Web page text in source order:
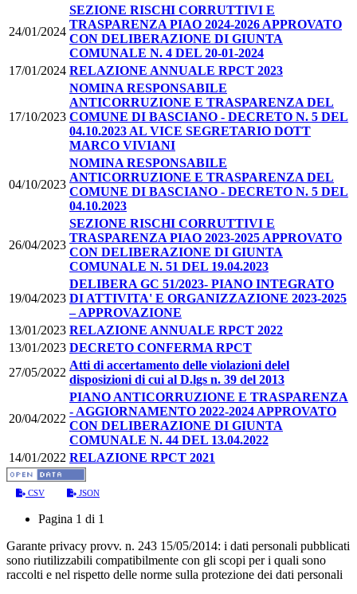
24/01/2024
SEZIONE RISCHI CORRUTTIVI E
TRASPARENZA PIAO 2024-2026 APPROVATO
CON DELIBERAZIONE DI GIUNTA
COMUNALE N. 4 DEL 20-01-2024
17/01/2024 RELAZIONE ANNUALE RPCT 2023
17/10/2023
NOMINA RESPONSABILE
ANTICORRUZIONE E TRASPARENZA DEL
COMUNE DI BASCIANO - DECRETO N. 5 DEL
04.10.2023 AL VICE SEGRETARIO DOTT
MARCO VIVIANI
04/10/2023
NOMINA RESPONSABILE
ANTICORRUZIONE E TRASPARENZA DEL
COMUNE DI BASCIANO - DECRETO N. 5 DEL
04.10.2023
26/04/2023
SEZIONE RISCHI CORRUTTIVI E
TRASPARENZA PIAO 2023-2025 APPROVATO
CON DELIBERAZIONE DI GIUNTA
COMUNALE N. 51 DEL 19.04.2023
19/04/2023
DELIBERA GC 51/2023- PIANO INTEGRATO
DI ATTIVITA' E ORGANIZZAZIONE 2023-2025
– APPROVAZIONE
13/01/2023 RELAZIONE ANNUALE RPCT 2022
13/01/2023 DECRETO CONFERMA RPCT
27/05/2022
Atti di accertamento delle violazioni delel
disposizioni di cui al D.lgs n. 39 del 2013
20/04/2022
PIANO ANTICORRUZIONE E TRASPARENZA
- AGGIORNAMENTO 2022-2024 APPROVATO
CON DELIBERAZIONE DI GIUNTA
COMUNALE N. 44 DEL 13.04.2022
14/01/2022 RELAZIONE RPCT 2021
CSV JSON
Pagina 1 di 1
Garante privacy provv. n. 243 15/05/2014: i dati personali pubblicati
sono riutilizzabili compatibilmente con gli scopi per i quali sono
raccolti e nel rispetto delle norme sulla protezione dei dati personali